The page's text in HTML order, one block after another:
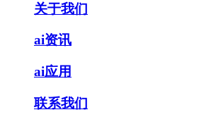
关于我们
ai资讯
ai应用
联系我们